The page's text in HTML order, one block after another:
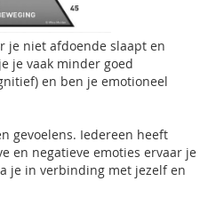
je niet afdoende slaapt en
je vaak minder goed
en ben je emotioneel
gevoelens. Iedereen heeft
en negatieve emoties ervaar je
je in verbinding met jezelf en